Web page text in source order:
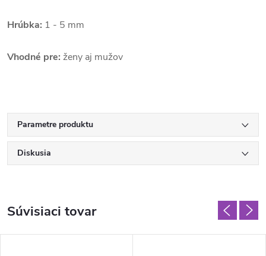
Hrúbka: 1 - 5 mm
Vhodné pre: ženy aj mužov
Parametre produktu
Diskusia
Súvisiaci tovar